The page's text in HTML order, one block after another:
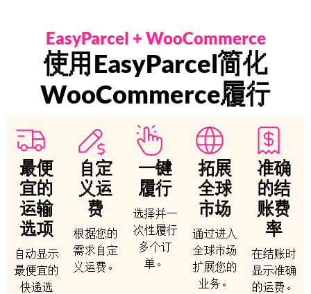
EasyParcel + WooCommerce
使用EasyParcel简化
WooCommerce履行
最便
宜的
运输
选项
自动显示
最便宜的
快递选
自定
义运
费
根据您的
需求自定
义运费。
一键
履行
选择并一
次性履行
多个订
单。
拓展
全球
市场
通过进入
全球市场
扩展您的
业务。
准确
的结
账费
率
在结账时
显示准确
的运费。